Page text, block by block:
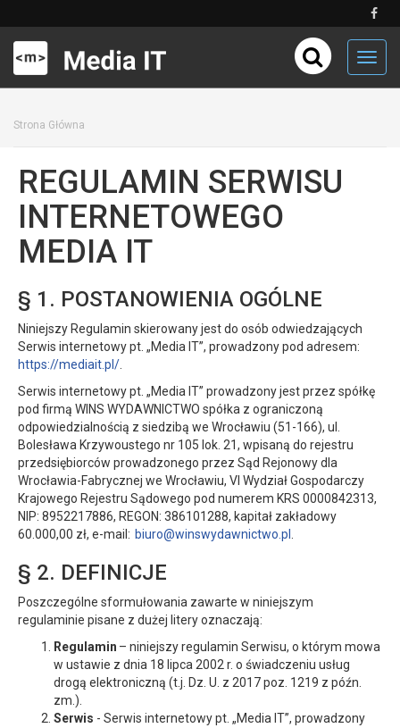
Strona Główna
REGULAMIN SERWISU
INTERNETOWEGO
MEDIA IT
§ 1. POSTANOWIENIA OGÓLNE
Niniejszy Regulamin skierowany jest do osób odwiedzających
Serwis internetowy pt. „Media IT”, prowadzony pod adresem:
https://mediait.pl/
Serwis internetowy pt. „Media IT” prowadzony jest przez spółkę
pod firmą WINS WYDAWNICTWO spółka z ograniczoną
odpowiedzialnością z siedzibą we Wrocławiu (51-166), ul.
Bolesława Krzywoustego nr 105 lok. 21, wpisaną do rejestru
przedsiębiorców prowadzonego przez Sąd Rejonowy dla
Wrocławia-Fabrycznej we Wrocławiu, VI Wydział Gospodarczy
Krajowego Rejestru Sądowego pod numerem KRS 0000842313,
NIP: 8952217886, REGON: 386101288, kapitał zakładowy
60.000,00 zł, e-mail: biuro@winswydawnictwo.pl
§ 2. DEFINICJE
Poszczególne sformułowania zawarte w niniejszym
regulaminie pisane z dużej litery oznaczają:
Regulamin – niniejszy regulamin Serwisu, o którym mowa
w ustawie z dnia 18 lipca 2002 r. o świadczeniu usług
drogą elektroniczną (t.j. Dz. U. z 2017 poz. 1219 z późn.
zm.).
Serwis - Serwis internetowy pt. „Media IT”, prowadzony